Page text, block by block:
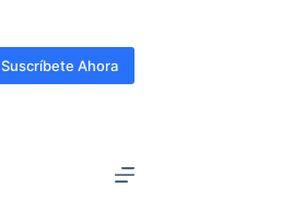
Suscríbete Ahora